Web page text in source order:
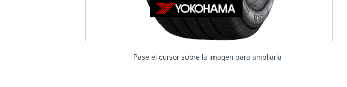
Pase el cursor sobre la imagen para ampliarla